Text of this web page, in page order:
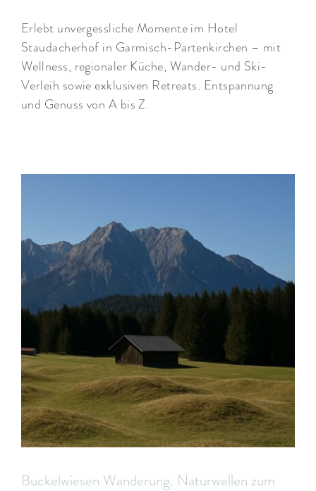
Erlebt unvergessliche Momente im Hotel
Staudacherhof in Garmisch-Partenkirchen – mit
Wellness, regionaler Küche, Wander- und Ski-
Verleih sowie exklusiven Retreats. Entspannung
und Genuss von A bis Z.
Buckelwiesen Wanderung. Naturwellen zum